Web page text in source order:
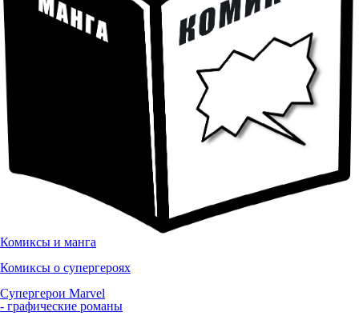
Комиксы и манга
Комиксы о супергероях
Супергерои Marvel
- графические романы